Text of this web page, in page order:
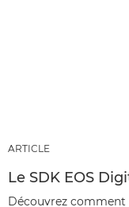
ARTICLE
Le SDK EOS
Découvrez